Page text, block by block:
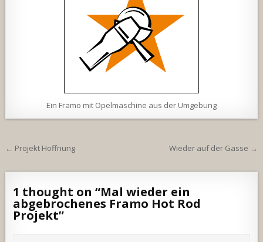
Ein Framo mit Opelmaschine aus der Umgebung
Beitragsnavigation
← Projekt Hoffnung Wieder auf der Gasse →
1 thought on “Mal wieder ein
abgebrochenes Framo Hot Rod
Projekt”